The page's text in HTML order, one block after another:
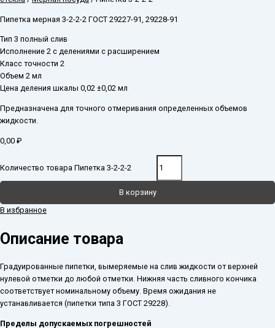
Пипетка мерная 3-2-2-2 ГОСТ 29227-91, 29228-91
Тип 3 полный слив
Исполнение 2 с делениями с расширением
Класс точности 2
Объем 2 мл
Цена деления шкалы 0,02 ±0,02 мл
Предназначена для точного отмеривания определенных объемов
жидкости.
0,00 ₽
Количество товара Пипетка 3-2-2-2
В корзину
В избранное
Описание товара
Градуированные пипетки, вымеряемые на слив жидкости от верхней
нулевой отметки до любой отметки. Нижняя часть сливного кончика
соответствует номинальному объему. Время ожидания не
устанавливается (пипетки типа 3 ГОСТ 29228).
Пределы допускаемых погрешностей